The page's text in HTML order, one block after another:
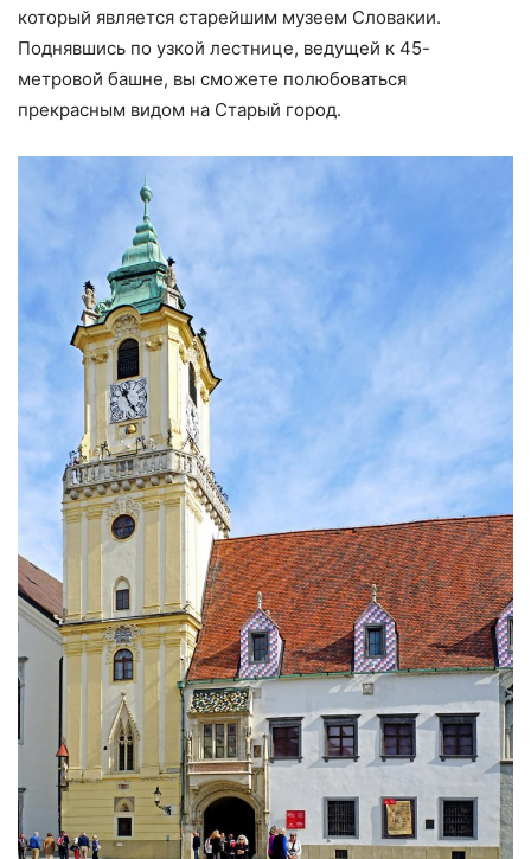
который является старейшим музеем Словакии.
Поднявшись по узкой лестнице, ведущей к 45-
метровой башне, вы сможете полюбоваться
прекрасным видом на Старый город.